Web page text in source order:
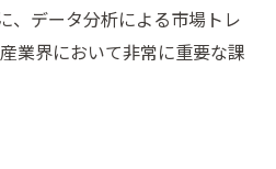
、データ分析による市場トレ
業界において非常に重要な課